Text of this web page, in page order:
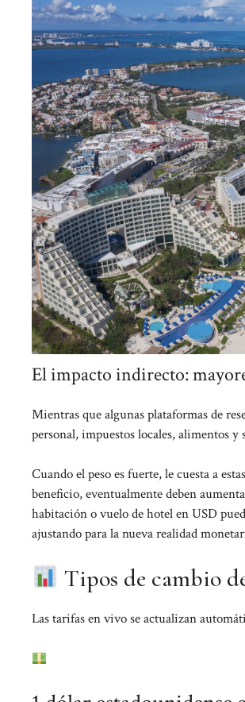
El impacto indirecto:
Mientras que algunas plataformas de
personal, impuestos locales, alimentos
Cuando el peso es fuerte, le cuesta a
beneficio, eventualmente deben
habitación o vuelo de hotel en USD
ajustando para la nueva realidad
Tipos de cambio
Las tarifas en vivo se actualizan